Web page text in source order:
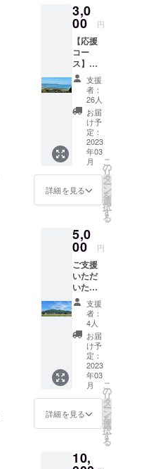
や開催支援
を行う民間
の団体で
3,0
00 円
【応援
コー
ス】ご
支援い
ただい
た方に
はお礼
のメー
ルと活
動報告
のメー
ルをお
送りし
ます。
・寄附
受領証
（領収
書）を
発行い
たしま
す。 ・
【どな
たでも
参加可/
高岡市
民可】
支援
者：
26人
お届
け予
定：
2023
年03
月
詳細を見る
こ
の
リ
タ
ー
ン
を
選
択
す
る
5,0
00 円
ご支援
いただ
いた方
にはお
礼の
メール
と活動
報告の
メー
ル、二
上山を
撮影し
た写真
のポス
トカー
ドを２
けしま
支援
者：
4人
お届
け予
定：
2023
年03
月
詳細を見る
こ
の
リ
タ
ー
ン
を
選
択
す
る
10,